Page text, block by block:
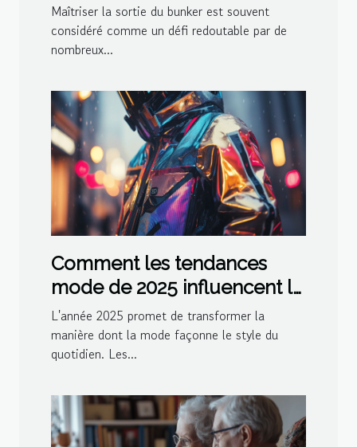
Maîtriser la sortie du bunker est souvent
considéré comme un défi redoutable par de
nombreux...
Comment les tendances
mode de 2025 influencent le
style quotidien
L'année 2025 promet de transformer la
manière dont la mode façonne le style du
quotidien. Les...